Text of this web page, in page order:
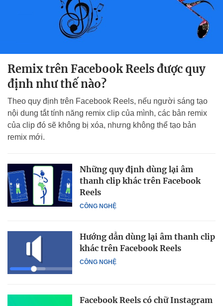
Remix trên Facebook Reels được quy
định như thế nào?
Theo quy định trên Facebook Reels, nếu người sáng tạo
nội dung tắt tính năng remix clip của mình, các bản remix
của clip đó sẽ không bị xóa, nhưng không thể tạo bản
remix mới.
CÔNG NGHỆ
Những quy định dùng lại âm
thanh clip khác trên Facebook
Reels
CÔNG NGHỆ
Hướng dẫn dùng lại âm thanh clip
khác trên Facebook Reels
Facebook Reels có chữ Instagram